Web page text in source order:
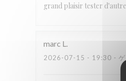
grand plaisir tester
marc L
2026-07-15 - 19:30 -